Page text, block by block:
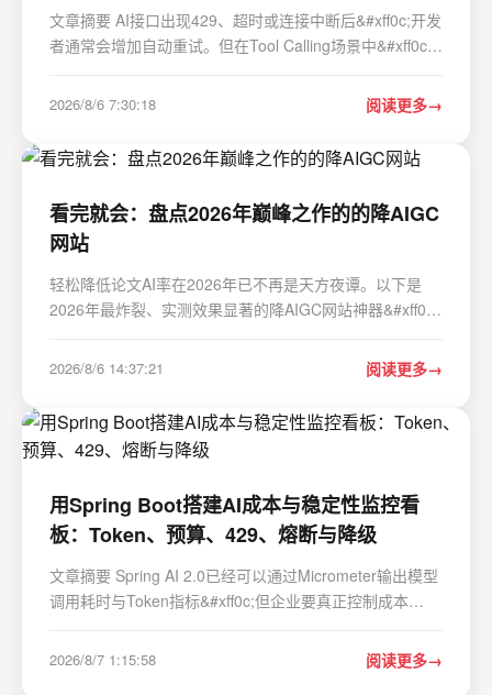
文章摘要 AI接口出现429、超时或连接中断后&#xff0c;开发
者通常会增加自动重试。但在Tool Calling场景中&#xff0c;
创建工单、写数据库等工具可能被重复执行。更隐蔽的情
2026/8/6 7:30:18 阅读更多
看完就会：盘点2026年巅峰之作的的降AIGC
网站
轻松降低论文AI率在2026年已不再是天方夜谭。以下是
2026年最炸裂、实测效果显著的降AIGC网站神器&#xff0c;
测四大核心场景&#xff0c;帮你稳妥搞定毕业论文。 一、全
2026/8/6 14:37:21 阅读更多
用Spring Boot搭建AI成本与稳定性监控看
板：Token、预算、429、熔断与降级
文章摘要 Spring AI 2.0已经可以通过Micrometer输出模型
调用耗时与Token指标&#xff0c;但企业要真正控制成本
试、Tool Calling和降级事件统一起来。本文实现一个轻量
2026/8/7 1:15:58 阅读更多